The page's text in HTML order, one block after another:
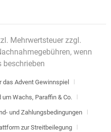
Mehrwertsteuer zzgl.
wenn
beschrieben
Advent Gewinnspiel
Wachs, Paraffin & Co.
und Zahlungsbedingungen
zur Streitbeilegung